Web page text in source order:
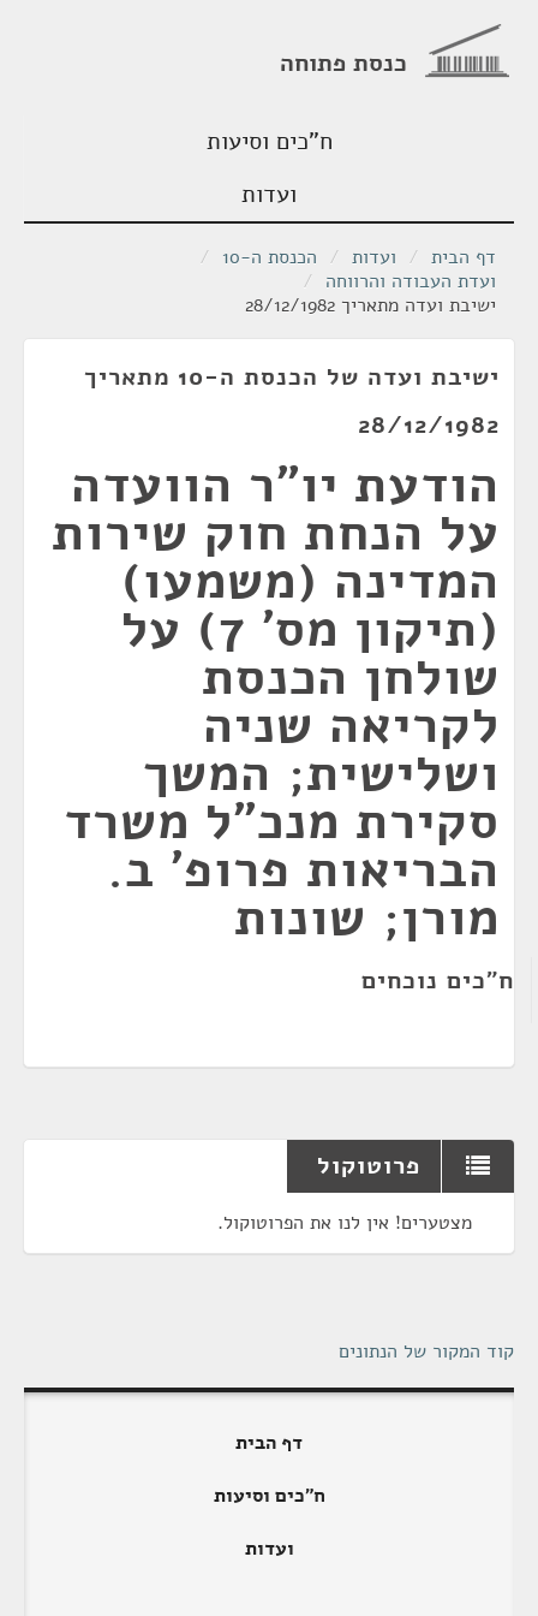
כנסת פתוחה
ח"כים וסיעות
ועדות
דף הבית / ועדות / הכנסת ה-10
/
ועדת העבודה והרווחה /
ישיבת ועדה מתאריך 28/12/1982
ישיבת ועדה של הכנסת ה-10 מתאריך
28/12/1982
הודעת יו"ר הוועדה
על הנחת חוק שירות
המדינה (משמעו)
(תיקון מס' 7) על
שולחן הכנסת
לקריאה שניה
ושלישית; המשך
סקירת מנכ"ל משרד
הבריאות פרופ' ב.
מורן; שונות
ח"כים נוכחים
פרוטוקול
מצטערים! אין לנו את הפרוטוקול.
קוד המקור של הנתונים
דף הבית
ח"כים וסיעות
ועדות